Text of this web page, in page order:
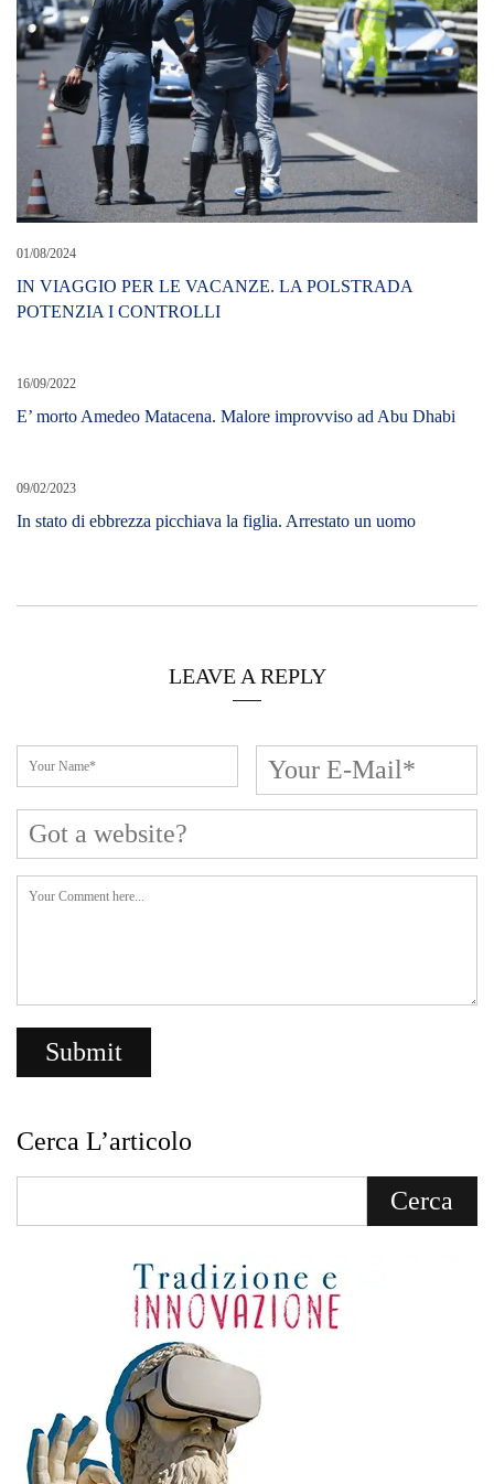
01/08/2024
IN VIAGGIO PER LE VACANZE. LA POLSTRADA
POTENZIA I CONTROLLI
16/09/2022
E’ morto Amedeo Matacena. Malore improvviso ad Abu Dhabi
09/02/2023
In stato di ebbrezza picchiava la figlia. Arrestato un uomo
LEAVE A REPLY
Cerca L’articolo